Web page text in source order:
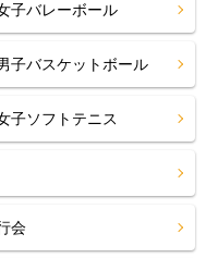
バレーボール
バスケットボール
ソフトテニス
会